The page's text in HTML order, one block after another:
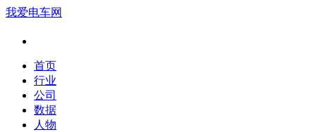
我爱电车网
首页
行业
公司
数据
人物